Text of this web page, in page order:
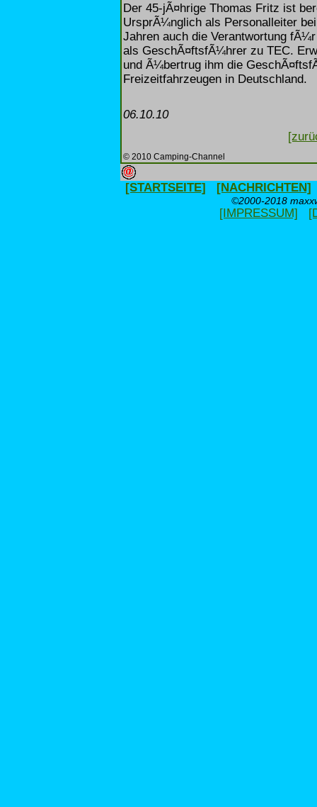
Der 45-jÃ¤hrige Thomas Fritz ist
UrsprÃ¼nglich als Personalleiter
Jahren auch die Verantwortung
als GeschÃ¤ftsfÃ¼hrer zu TEC.
und Ã¼bertrug ihm die
Freizeitfahrzeugen in Deutschland.
06.10.10
© 2010 Camping-Channel
[STARTSEITE] [NACHRICHTEN]
©2000-2018
[IMPRESSUM]